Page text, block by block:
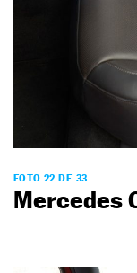
FOTO 22 DE 33
Mercedes